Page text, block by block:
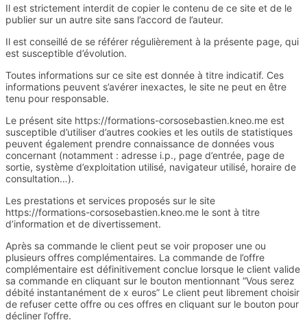
Il est strictement interdit de copier le contenu de ce site et de le
publier sur un autre site sans l’accord de l’auteur.
Il est conseillé de se référer régulièrement à la présente page, qui
est susceptible d’évolution.
Toutes informations sur ce site est donnée à titre indicatif. Ces
informations peuvent s’avérer inexactes, le site ne peut en être
tenu pour responsable.
Le présent site https://formations-corsosebastien.kneo.me est
susceptible d’utiliser d’autres cookies et les outils de statistiques
peuvent également prendre connaissance de données vous
concernant (notamment : adresse i.p., page d’entrée, page de
sortie, système d’exploitation utilisé, navigateur utilisé, horaire de
consultation…).
Les prestations et services proposés sur le site
https://formations-corsosebastien.kneo.me le sont à titre
d’information et de divertissement.
Après sa commande le client peut se voir proposer une ou
plusieurs offres complémentaires. La commande de l’offre
complémentaire est définitivement conclue lorsque le client valide
sa commande en cliquant sur le bouton mentionnant “Vous serez
débité instantanément de x euros” Le client peut librement choisir
de refuser cette offre ou ces offres en cliquant sur le bouton pour
décliner l’offre.